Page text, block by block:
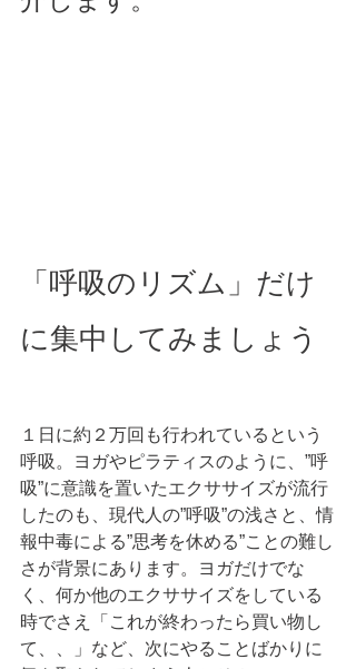
「呼吸のリズム」だけ
に集中してみましょう
１日に約２万回も行われているという
呼吸。ヨガやピラティスのように、”呼
吸”に意識を置いたエクササイズが流行
したのも、現代人の”呼吸”の浅さと、情
報中毒による”思考を休める”ことの難し
さが背景にあります。ヨガだけでな
く、何か他のエクササイズをしている
時でさえ「これが終わったら買い物し
て、、」など、次にやることばかりに